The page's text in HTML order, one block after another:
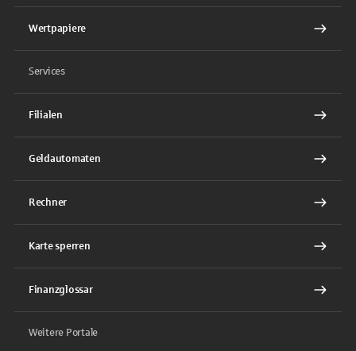
Wertpapiere
Services
Filialen
Geldautomaten
Rechner
Karte sperren
Finanzglossar
Weitere Portale